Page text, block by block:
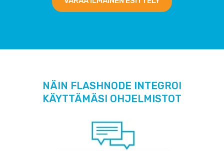
NÄIN FLASHNODE INTEGROI
KÄYTTÄMÄSI OHJELMISTOT